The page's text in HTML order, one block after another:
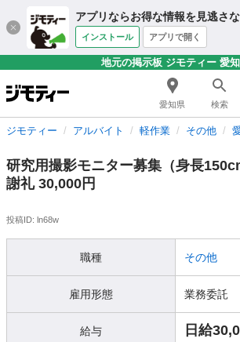
アプリならお得な情報を見逃さな
インストール アプリで開く
地元の掲示板 ジモティー 愛
愛知県 検索
ジモティー アルバイト 軽作業 その他
研究用撮影モニター募集（身長
謝礼 30,000円
投稿ID: ln68w
職種 その他
雇用形態 業務委託
給与 日給